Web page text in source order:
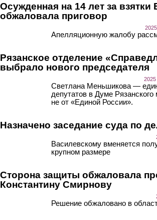
Осужденная на 14 лет за взятки
обжаловала приговор
Апелляционную жалобу
Рязанское отделение
выбрало нового председателя
2025
Светлана Меньшикова —
депутатов в Думе Рязанского
не от «Единой России».
Назначено заседание суда по
Василевскому вменяется
крупном размере
Сторона защиты обжаловала
Константину Смирнову
Решение обжаловано в